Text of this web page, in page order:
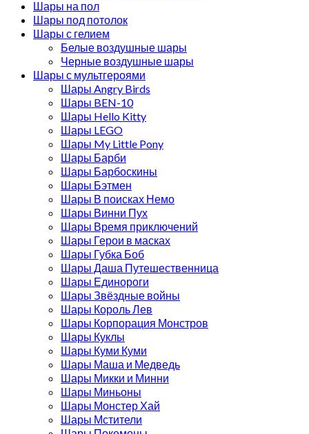
Шары на пол
Шары под потолок
Шары с гелием
Белые воздушные шары
Черные воздушные шары
Шары с мультгероями
Шары Angry Birds
Шары BEN-10
Шары Hello Kitty
Шары LEGO
Шары My Little Pony
Шары Барби
Шары Барбоскины
Шары Бэтмен
Шары В поисках Немо
Шары Винни Пух
Шары Время приключений
Шары Герои в масках
Шары Губка Боб
Шары Даша Путешественница
Шары Единороги
Шары Звёздные войны
Шары Король Лев
Шары Корпорация Монстров
Шары Куклы
Шары Куми Куми
Шары Маша и Медведь
Шары Микки и Минни
Шары Миньоны
Шары Монстер Хай
Шары Мстители